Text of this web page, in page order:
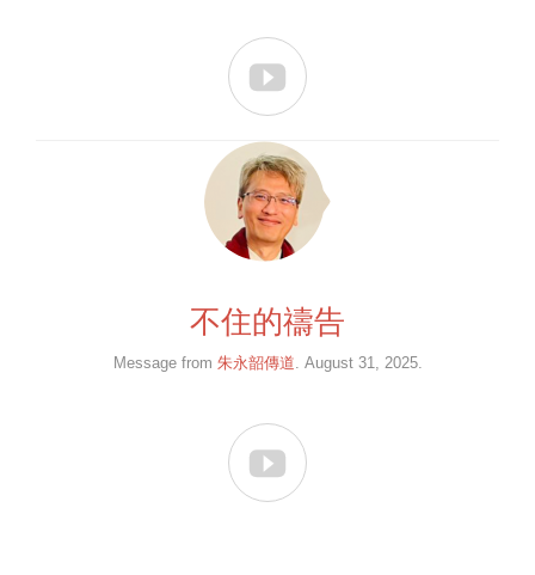

不住的禱告
Message from 朱永韶傳道 . August 31, 2025.
